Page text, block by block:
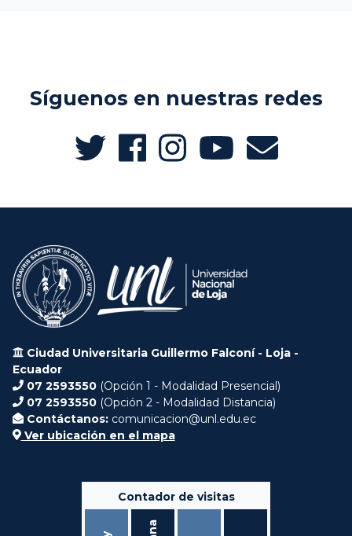
Síguenos en nuestras redes
Ciudad Universitaria Guillermo Falconí - Loja -
Ecuador
07 2593550 (Opción 1 - Modalidad Presencial)
07 2593550 (Opción 2 - Modalidad Distancia)
Contáctanos: comunicacion@unl.edu.ec
Ver ubicación en el mapa
Contador de visitas